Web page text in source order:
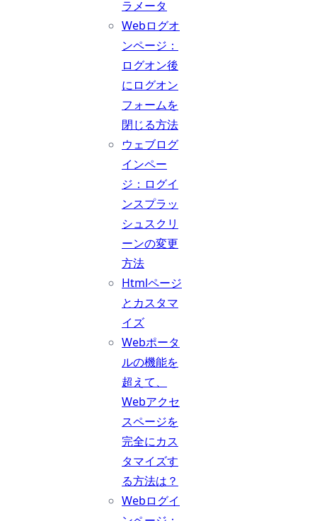
ラメータ
Webログオ
ンページ：
ログオン後
にログオン
フォームを
閉じる方法
ウェブログ
インペー
ジ：ログイ
ンスプラッ
シュスクリ
ーンの変更
方法
Htmlページ
とカスタマ
イズ
Webポータ
ルの機能を
超えて、
Webアクセ
スページを
完全にカス
タマイズす
る方法は？
Webログイ